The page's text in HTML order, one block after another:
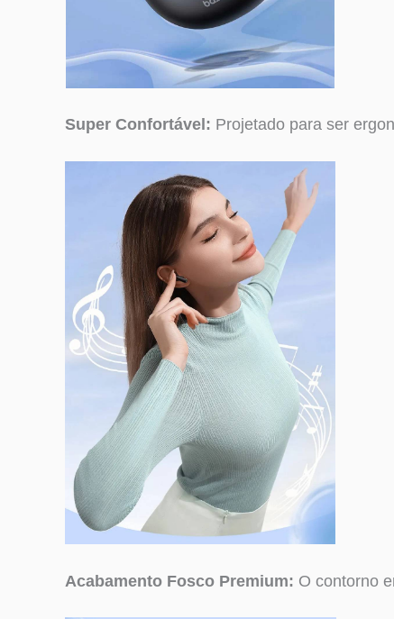
Super Confortável: Projetado para ser
Acabamento Fosco Premium: O contorno